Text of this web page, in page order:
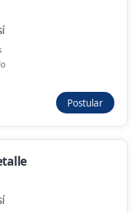
"chofer operador"
interesarte
Postular